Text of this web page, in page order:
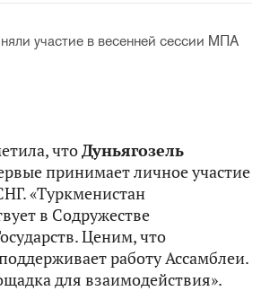
участие в весенней сессии МПА
чтоДуньягозель
принимает личное участие
«Туркменистан
в Содружестве
Ценим, что
работу Ассамблеи.
для взаимодействия».